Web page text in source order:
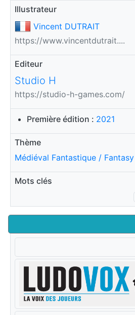
Illustrateur
Vincent DUTRAIT
https://www.vincentdutrait....
Editeur
Studio H
https://studio-h-games.com/
Première édition : 2021
Thème
Médiéval Fantastique / Fantasy
Mots clés